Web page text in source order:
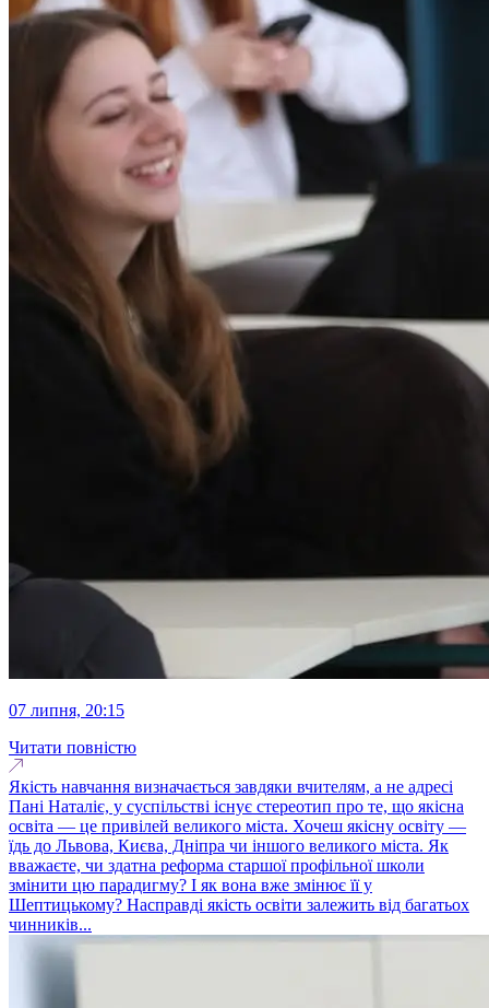
07 липня, 20:15
Читати повністю
Якість навчання визначається завдяки вчителям, а не адресі
Пані Наталіє, у суспільстві існує стереотип про те, що якісна
освіта — це привілей великого міста. Хочеш якісну освіту —
їдь до Львова, Києва, Дніпра чи іншого великого міста. Як
вважаєте, чи здатна реформа старшої профільної школи
змінити цю парадигму? І як вона вже змінює її у
Шептицькому? Насправді якість освіти залежить від багатьох
чинників...